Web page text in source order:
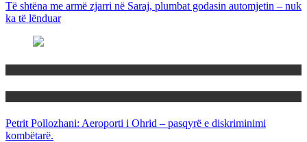
Të shtëna me armë zjarri në Saraj, plumbat godasin automjetin – nuk
ka të lënduar
Petrit Pollozhani: Aeroporti i Ohrid – pasqyrë e diskriminimi
kombëtarë.